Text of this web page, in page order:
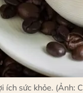
ích sức khỏe. (Ảnh: